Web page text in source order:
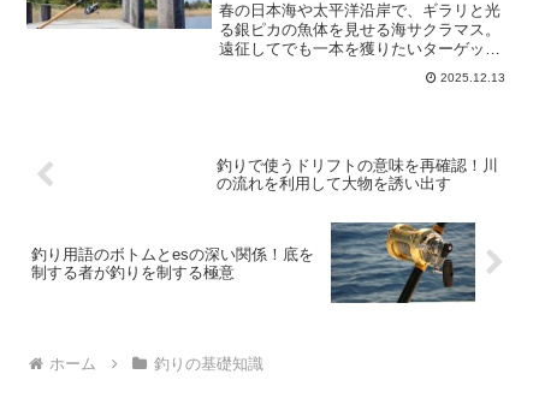
春の日本海や太平洋沿岸で、ギラリと光
る銀ピカの魚体を見せる海サクラマス。
遠征してでも一本を獲りたいターゲット
だからこそ、最強と呼べるミノー選びは
大きなテーマになります。本記事では、
2025.12.13
釣りで使うドリフトの意味を再確認！川
の流れを利用して大物を誘い出す
釣り用語のボトムとesの深い関係！底を
制する者が釣りを制する極意
ホーム 釣りの基礎知識